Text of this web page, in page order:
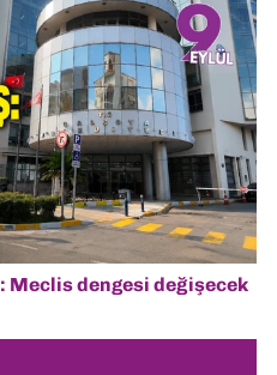
Meclis dengesi değişecek